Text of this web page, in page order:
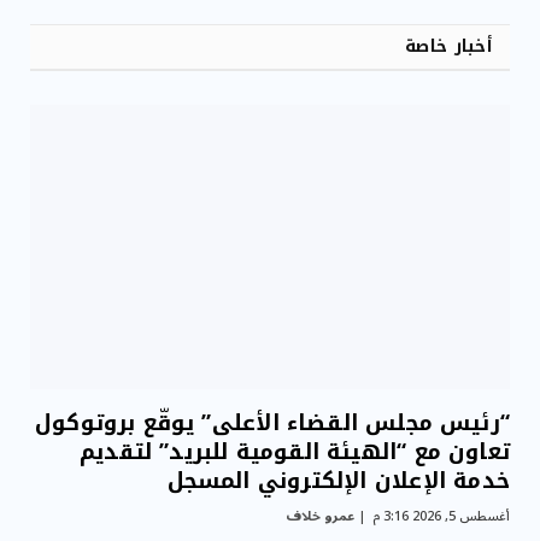
أخبار خاصة
“رئيس مجلس القضاء الأعلى” يوقّع بروتوكول
تعاون مع “الهيئة القومية للبريد” لتقديم
خدمة الإعلان الإلكتروني المسجل
أغسطس 5, 2026 3:16 م عمرو خلاف